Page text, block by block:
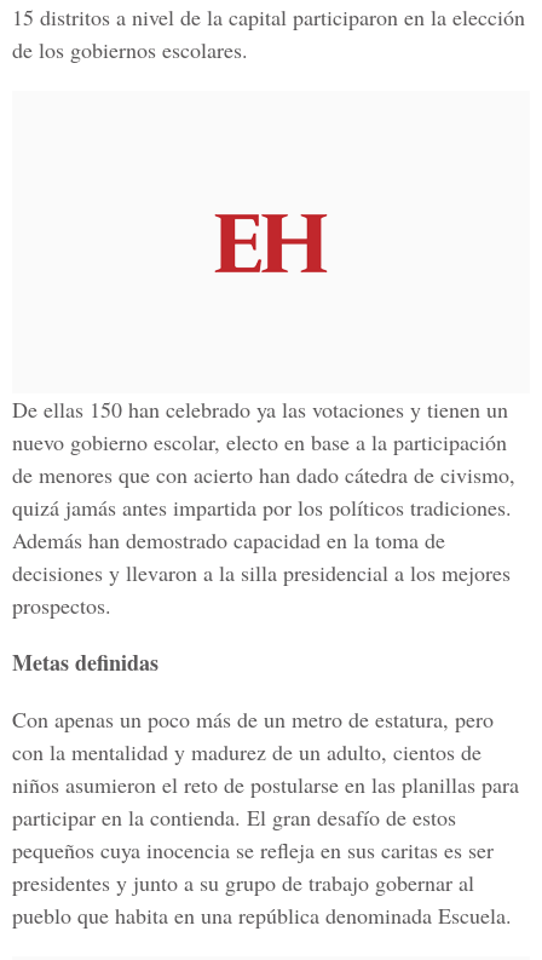
15 distritos a nivel de la capital participaron en la elección
de los gobiernos escolares.
De ellas 150 han celebrado ya las votaciones y tienen un
nuevo gobierno escolar, electo en base a la participación
de menores que con acierto han dado cátedra de civismo,
quizá jamás antes impartida por los políticos tradiciones.
Además han demostrado capacidad en la toma de
decisiones y llevaron a la silla presidencial a los mejores
prospectos.
Metas definidas
Con apenas un poco más de un metro de estatura, pero
con la mentalidad y madurez de un adulto, cientos de
niños asumieron el reto de postularse en las planillas para
participar en la contienda. El gran desafío de estos
pequeños cuya inocencia se refleja en sus caritas es ser
presidentes y junto a su grupo de trabajo gobernar al
pueblo que habita en una república denominada Escuela.